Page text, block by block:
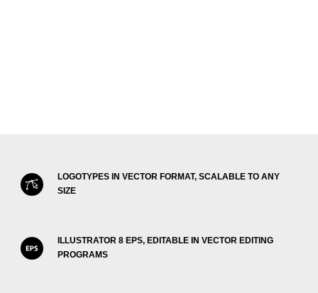
LOGOTYPES IN VECTOR FORMAT, SCALABLE TO ANY
SIZE
ILLUSTRATOR 8 EPS, EDITABLE IN VECTOR EDITING
PROGRAMS